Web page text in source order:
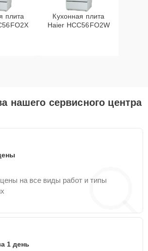
плита
Кухонная плита
Haier HCC56FO2W
нашего сервисного центра
на все виды работ и типы
1 день